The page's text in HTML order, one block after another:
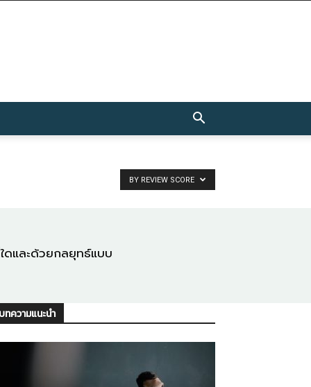
BY REVIEW SCORE
และด้วยกลยุทธ์แบบ
บทความแนะนำ